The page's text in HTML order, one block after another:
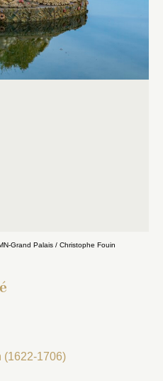
Grand Palais / Christophe Fouin
(1622-1706)